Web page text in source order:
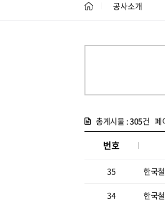
공사소개
총게시물 :305건 페
번호
35 한국
34 한국